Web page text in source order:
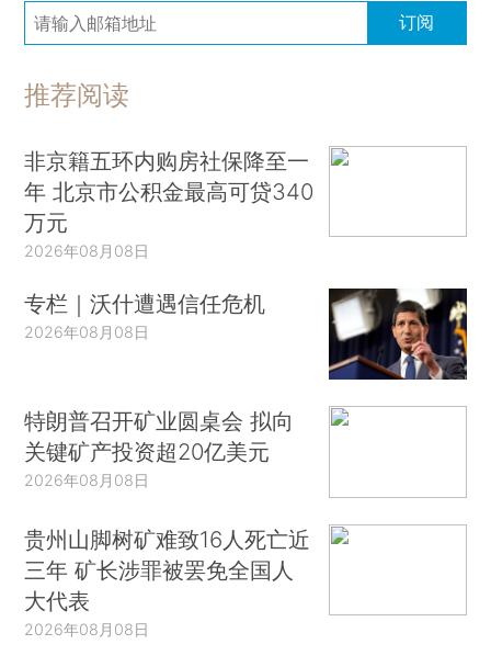
订阅
推荐阅读
非京籍五环内购房社保降至一
年 北京市公积金最高可贷340
万元
2026年08月08日
专栏｜沃什遭遇信任危机
2026年08月08日
特朗普召开矿业圆桌会 拟向
关键矿产投资超20亿美元
2026年08月08日
贵州山脚树矿难致16人死亡近
三年 矿长涉罪被罢免全国人
大代表
2026年08月08日